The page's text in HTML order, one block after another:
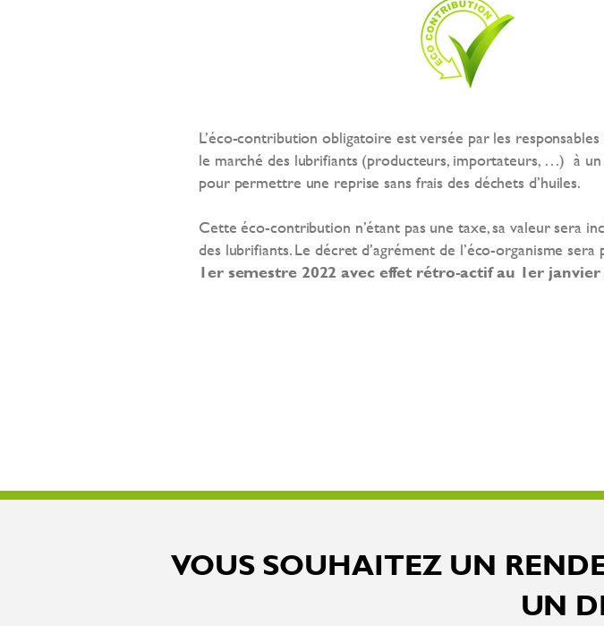
L’éco-contribution obligatoire est versée par les
le marché des lubrifiants (producteurs, importateurs, …) à un
pour permettre une reprise sans frais des déchets d’huiles.
Cette éco-contribution n’étant pas une taxe, sa valeur sera
des lubrifiants. Le décret d’agrément de l’éco-organisme sera
1er semestre 2022 avec effet rétro-actif au 1er janvier
VOUS SOUHAITEZ UN
UN